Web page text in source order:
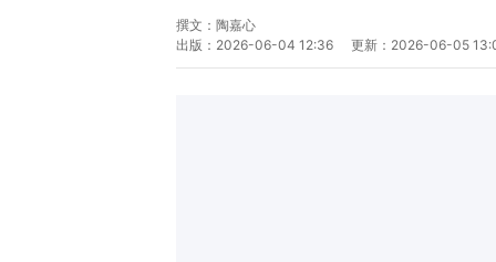
撰文： 陶嘉心
出版： 2026-06-04 12:36 更新： 2026-06-05